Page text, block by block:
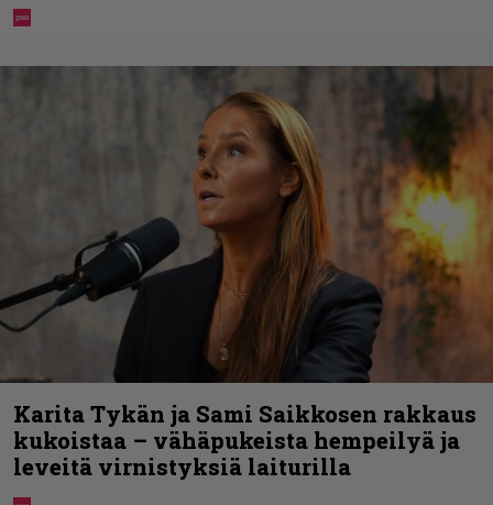
Karita Tykän ja Sami Saikkosen rakkaus
kukoistaa – vähäpukeista hempeilyä ja
leveitä virnistyksiä laiturilla